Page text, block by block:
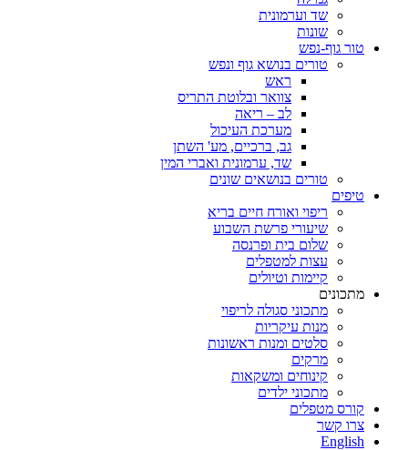
שד וערמונית
שונות
טור גוף-נפש
טורים בנושא גוף ונפש
ראש
צוואר ובלוטת התריס
לב – ריאה
מערכת העיכול
גב, ברכיים, מע' השתן
שד, ערמונית ואברי המין
טורים בנושאים שונים
טיפים
ריפוי ואורח חיים בריא
שיעורי פרשת השבוע
שלום בית ופרנסה
עצות למטפלים
קיימות וטיולים
מתכונים
מתכוני סגולה לריפוי
מנות עיקריות
סלטים ומנות ראשונות
מרקים
קינוחים ומשקאות
מתכוני ילדים
קורס מטפלים
צרו קשר
English